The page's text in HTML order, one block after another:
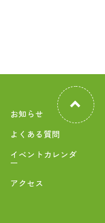
お知らせ
よくある質問
イベントカレンダ
ー
アクセス